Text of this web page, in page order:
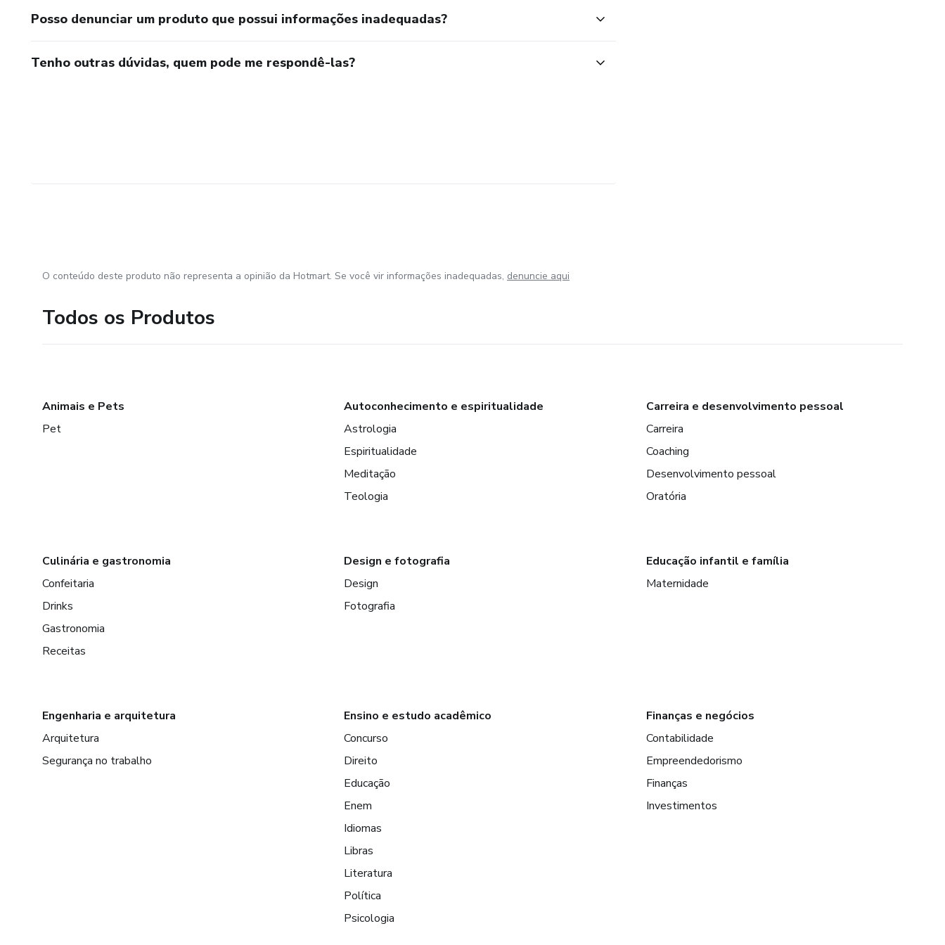
Posso denunciar um produto que possui informações inadequadas?
Tenho outras dúvidas, quem pode me respondê-las?
O conteúdo deste produto não representa a opinião da Hotmart. Se você vir informações inadequadas, denuncie aqui
Todos os Produtos
Animais e Pets
Pet
Autoconhecimento e espiritualidade
Astrologia
Espiritualidade
Meditação
Teologia
Carreira e desenvolvimento pessoal
Carreira
Coaching
Desenvolvimento pessoal
Oratória
Culinária e gastronomia
Confeitaria
Drinks
Gastronomia
Receitas
Design e fotografia
Design
Fotografia
Educação infantil e família
Maternidade
Engenharia e arquitetura
Arquitetura
Segurança no trabalho
Ensino e estudo acadêmico
Concurso
Direito
Educação
Enem
Idiomas
Libras
Literatura
Política
Psicologia
Finanças e negócios
Contabilidade
Empreendedorismo
Finanças
Investimentos